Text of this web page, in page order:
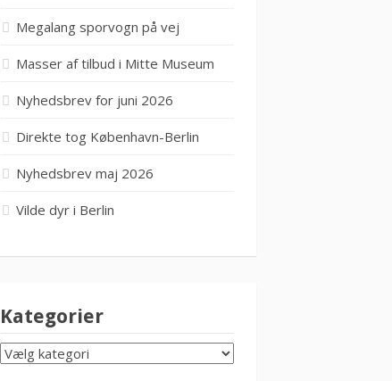
Megalang sporvogn på vej
Masser af tilbud i Mitte Museum
Nyhedsbrev for juni 2026
Direkte tog København-Berlin
Nyhedsbrev maj 2026
Vilde dyr i Berlin
Kategorier
KATEGORIER